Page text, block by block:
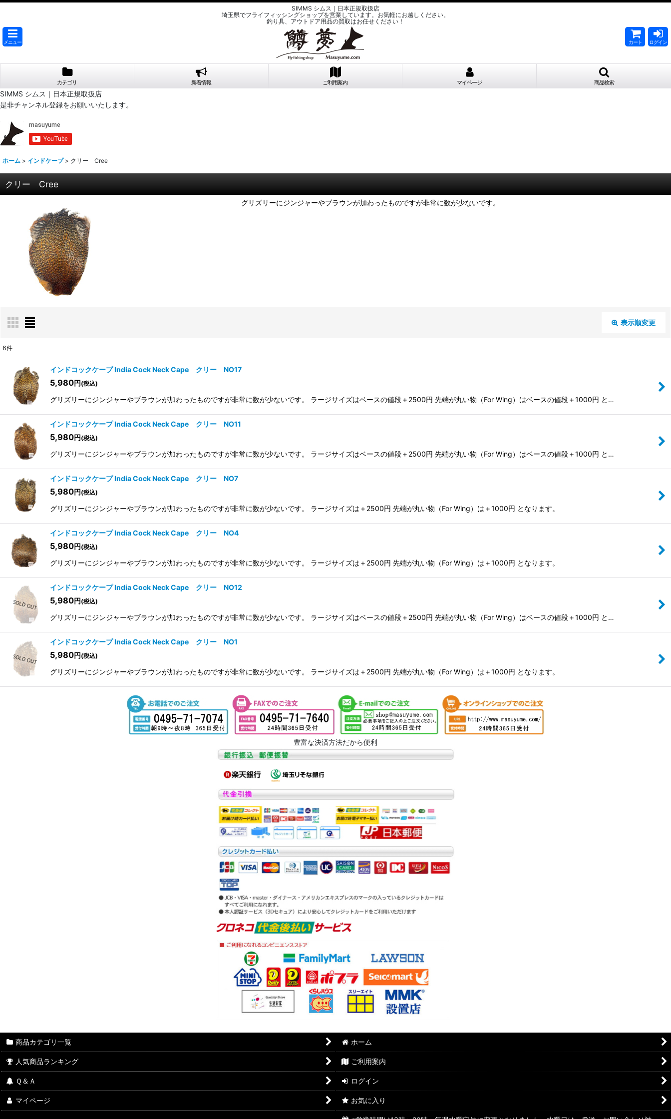
SIMMS シムス｜日本正規取扱店
埼玉県でフライフィッシングショップを営業しています。お気軽にお越しください。
釣り具、アウトドア用品の買取はお任せください！
メニュー カート ログイン
カテゴリ 新着情報 ご利用案内 マイページ 商品検索
SIMMS シムス｜日本正規取扱店
是非チャンネル登録をお願いいたします。
ホーム > インドケープ > クリー Cree
クリー Cree
グリズリーにジンジャーやブラウンが加わったものですが非常に数が少ないです。
表示順変更
並び順:
6件
インドコックケープ India Cock Neck Cape クリー NO17
5,980円 (税込)
グリズリーにジンジャーやブラウンが加わったものですが非常に数が少ないです。 ラージサイズはベースの値段＋2500円 先端が丸い物（For Wing）はベースの値段＋1000円 と…
インドコックケープ India Cock Neck Cape クリー NO11
5,980円 (税込)
グリズリーにジンジャーやブラウンが加わったものですが非常に数が少ないです。 ラージサイズはベースの値段＋2500円 先端が丸い物（For Wing）はベースの値段＋1000円 と…
インドコックケープ India Cock Neck Cape クリー NO7
5,980円 (税込)
グリズリーにジンジャーやブラウンが加わったものですが非常に数が少ないです。 ラージサイズは＋2500円 先端が丸い物（For Wing）は＋1000円 となります。
インドコックケープ India Cock Neck Cape クリー NO4
5,980円 (税込)
グリズリーにジンジャーやブラウンが加わったものですが非常に数が少ないです。 ラージサイズは＋2500円 先端が丸い物（For Wing）は＋1000円 となります。
インドコックケープ India Cock Neck Cape クリー NO12
5,980円 (税込)
グリズリーにジンジャーやブラウンが加わったものですが非常に数が少ないです。 ラージサイズはベースの値段＋2500円 先端が丸い物（For Wing）はベースの値段＋1000円 と…
インドコックケープ India Cock Neck Cape クリー NO1
5,980円 (税込)
グリズリーにジンジャーやブラウンが加わったものですが非常に数が少ないです。 ラージサイズは＋2500円 先端が丸い物（For Wing）は＋1000円 となります。
豊富な決済方法だから便利
商品カテゴリ一覧 ホーム
人気商品ランキング ご利用案内
Ｑ＆Ａ ログイン
マイページ お気に入り